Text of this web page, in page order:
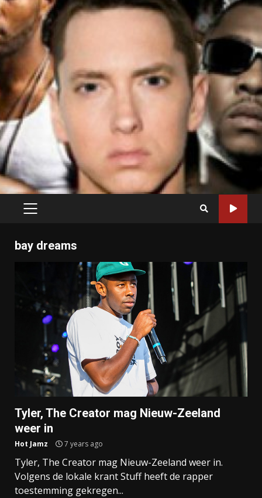
PRIMARY
bay dreams
Tyler, The Creator mag Nieuw-Zeeland
weer in
Hot Jamz 7 years ago
Tyler, The Creator mag Nieuw-Zeeland weer in.
Volgens de lokale krant Stuff heeft de rapper
toestemming gekregen...